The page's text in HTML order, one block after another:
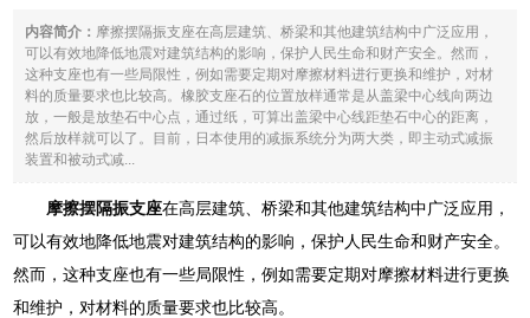
内容简介： 摩擦摆隔振支座在高层建筑、桥梁和其他建筑结构中广泛应用，
可以有效地降低地震对建筑结构的影响，保护人民生命和财产安全。然而，
这种支座也有一些局限性，例如需要定期对摩擦材料进行更换和维护，对材
料的质量要求也比较高。橡胶支座石的位置放样通常是从盖梁中心线向两边
放，一般是放垫石中心点，通过纸，可算出盖梁中心线距垫石中心的距离，
然后放样就可以了。目前，日本使用的减振系统分为两大类，即主动式减振
装置和被动式减...
摩擦摆隔振支座在高层建筑、桥梁和其他建筑结构中广泛应用，
可以有效地降低地震对建筑结构的影响，保护人民生命和财产安全。
然而，这种支座也有一些局限性，例如需要定期对摩擦材料进行更换
和维护，对材料的质量要求也比较高。